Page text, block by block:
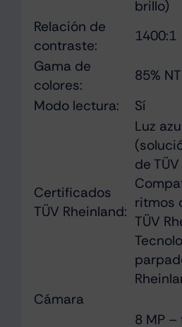
brillo)
Relación de
contraste:
1400:1
Gama de
colores:
85%
Modo lectura:
Sí
Certificados
TÜV Rheinland:
Luz
de
ritmos
TÜV
Cámara
8 MP –